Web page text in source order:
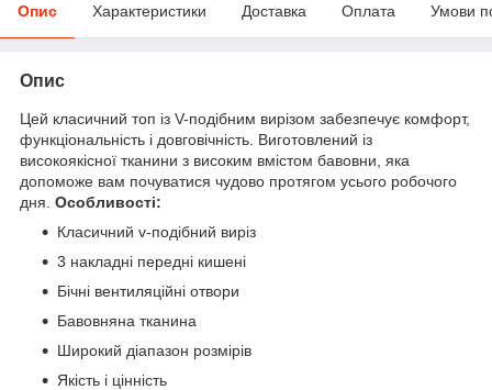
Опис Характеристики Доставка Оплата Умови
Опис
Цей класичний топ із V-подібним вирізом забезпечує комфорт,
функціональність і довговічність. Виготовлений із
високоякісної тканини з високим вмістом бавовни, яка
допоможе вам почуватися чудово протягом усього робочого
дня. Особливості:
Класичний v-подібний виріз
3 накладні передні кишені
Бічні вентиляційні отвори
Бавовняна тканина
Широкий діапазон розмірів
Якість і цінність